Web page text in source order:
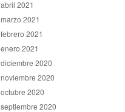
abril 2021
marzo 2021
febrero 2021
enero 2021
diciembre 2020
noviembre 2020
octubre 2020
septiembre 2020